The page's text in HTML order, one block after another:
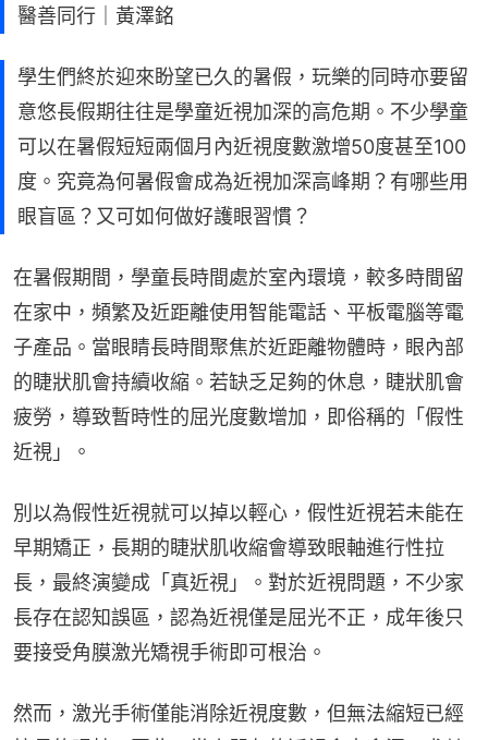
醫善同行｜黃澤銘
學生們終於迎來盼望已久的暑假，玩樂的同時亦要留
意悠長假期往往是學童近視加深的高危期。不少學童
可以在暑假短短兩個月內近視度數激增50度甚至100
度。究竟為何暑假會成為近視加深高峰期？有哪些用
眼盲區？又可如何做好護眼習慣？
在暑假期間，學童長時間處於室內環境，較多時間留
在家中，頻繁及近距離使用智能電話、平板電腦等電
子產品。當眼睛長時間聚焦於近距離物體時，眼內部
的睫狀肌會持續收縮。若缺乏足夠的休息，睫狀肌會
疲勞，導致暫時性的屈光度數增加，即俗稱的「假性
近視」。
別以為假性近視就可以掉以輕心，假性近視若未能在
早期矯正，長期的睫狀肌收縮會導致眼軸進行性拉
長，最終演變成「真近視」。對於近視問題，不少家
長存在認知誤區，認為近視僅是屈光不正，成年後只
要接受角膜激光矯視手術即可根治。
然而，激光手術僅能消除近視度數，但無法縮短已經